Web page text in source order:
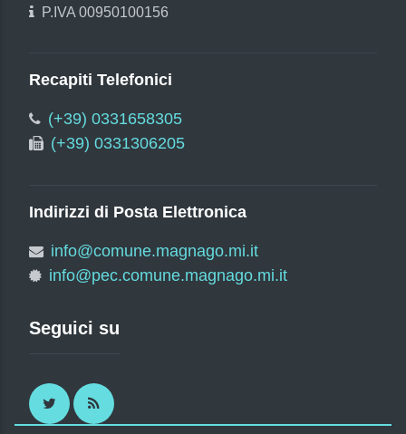
P.IVA 00950100156
Recapiti Telefonici
(+39) 0331658305
(+39) 0331306205
Indirizzi di Posta Elettronica
info@comune.magnago.mi.it
info@pec.comune.magnago.mi.it
Seguici su
Twitter RSS